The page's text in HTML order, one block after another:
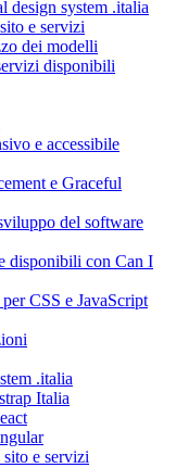
design system .italia
e servizi
dei modelli
disponibili
e accessibile
e Graceful
del software
disponibili con Can I
CSS e JavaScript
.italia
Italia
e servizi